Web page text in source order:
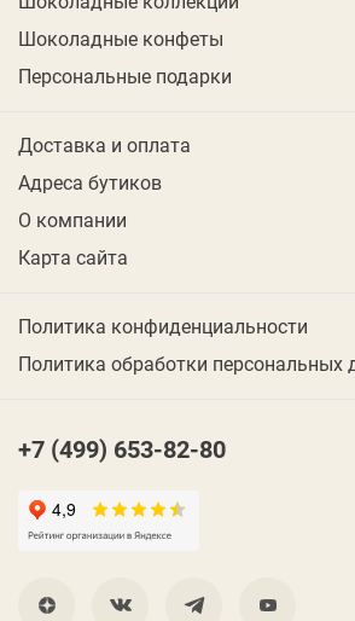
Шоколадные конфеты
Персональные подарки
Доставка и оплата
Адреса бутиков
О компании
Карта сайта
Политика конфиденциальности
Политика обработки персональных
+7 (499) 653-82-80